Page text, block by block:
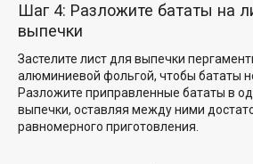
Шаг 4: Разложите бататы на
выпечки
Застелите лист для выпечки
алюминиевой фольгой, чтобы бататы
Разложите приправленные бататы в
выпечки, оставляя между ними
равномерного приготовления.